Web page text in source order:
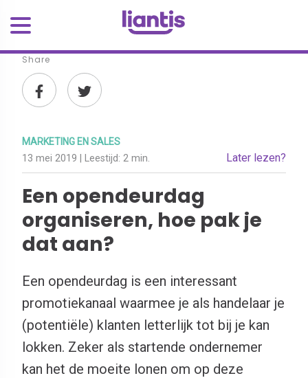
Share
MARKETING EN SALES
13 mei 2019 | Leestijd: 2 min. Later lezen?
Een opendeurdag
organiseren, hoe pak je
dat aan?
Een opendeurdag is een interessant
promotiekanaal waarmee je als handelaar je
(potentiële) klanten letterlijk tot bij je kan
lokken. Zeker als startende ondernemer
kan het de moeite lonen om op deze